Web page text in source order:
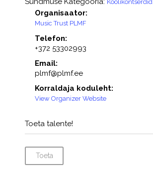
Koolikontserdid
Organisaator:
Music Trust PLMF
Telefon:
+372 53302993
Email:
plmf@plmf.ee
Korraldaja koduleht:
View Organizer Website
Toeta talente!
Toeta